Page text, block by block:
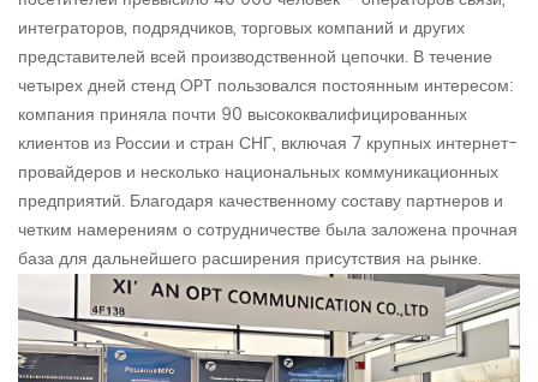
интеграторов, подрядчиков, торговых компаний и других
представителей всей производственной цепочки. В течение
четырех дней стенд OPT пользовался постоянным интересом:
компания приняла почти 90 высококвалифицированных
клиентов из России и стран СНГ, включая 7 крупных интернет-
провайдеров и несколько национальных коммуникационных
предприятий. Благодаря качественному составу партнеров и
четким намерениям о сотрудничестве была заложена прочная
база для дальнейшего расширения присутствия на рынке.